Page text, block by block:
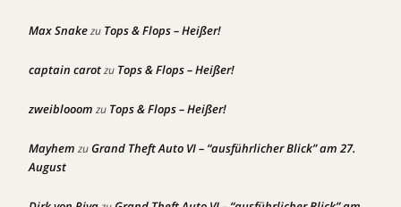
Max Snakezu Tops & Flops – Heißer!
captain carotzu Tops & Flops – Heißer!
zweiblooom zu Tops & Flops – Heißer!
Mayhem zuGrand Theft Auto VI – “ausführlicher Blick” am 27.
August